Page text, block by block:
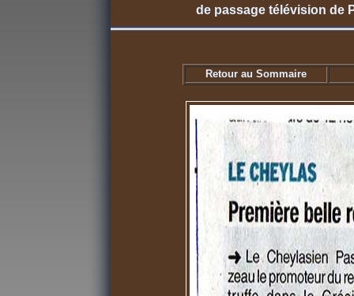
de passage télévision de
Retour au Sommaire